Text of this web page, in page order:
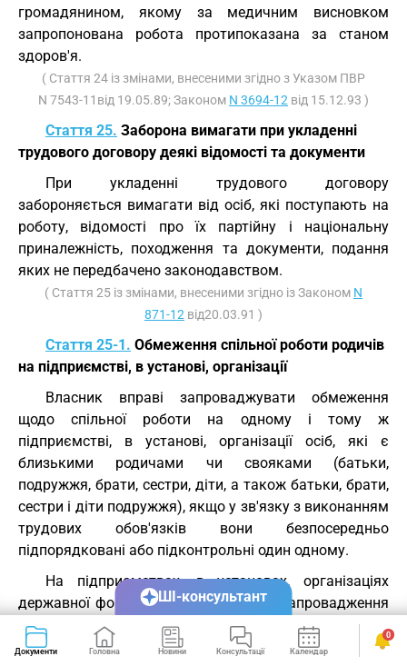
громадянином, якому за медичним висновком
запропонована робота протипоказана за станом
здоров'я.
( Стаття 24 із змінами, внесеними згідно з Указом ПВР
N 7543-11від 19.05.89; Законом N 3694-12 від 15.12.93 )
Стаття 25. Заборона вимагати при укладенні
трудового договору деякі відомості та документи
При укладенні трудового договору
забороняється вимагати від осіб, які поступають на
роботу, відомості про їх партійну і національну
приналежність, походження та документи, подання
яких не передбачено законодавством.
( Стаття 25 із змінами, внесеними згідно із Законом N
871-12 від20.03.91 )
Стаття 25-1. Обмеження спільної роботи родичів
на підприємстві, в установі, організації
Власник вправі запроваджувати обмеження
щодо спільної роботи на одному і тому ж
підприємстві, в установі, організації осіб, які є
близькими родичами чи свояками (батьки,
подружжя, брати, сестри, діти, а також батьки, брати,
сестри і діти подружжя), якщо у зв'язку з виконанням
трудових обов'язків вони безпосередньо
підпорядковані або підконтрольні один одному.
На підприємствах, в установах, організаціях
державної форми власності порядок запровадження
таких обмежень встановлюється законодавством.
( Кодекс доповнено статтею 25-1 згідно із Законом
Документи Головна Новини Консультації Календар Сервіси
0
ШІ-консультант